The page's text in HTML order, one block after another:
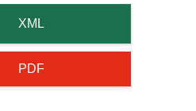
XML
PDF